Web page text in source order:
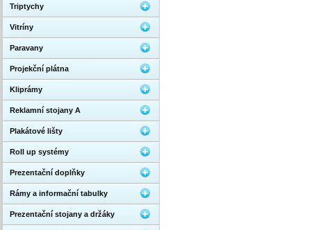
Triptychy
Vitríny
Paravany
Projekční plátna
Kliprámy
Reklamní stojany A
Plakátové lišty
Roll up systémy
Prezentační doplňky
Rámy a informační tabulky
Prezentační stojany a držáky